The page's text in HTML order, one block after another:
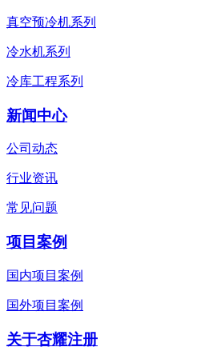
真空预冷机系列
冷水机系列
冷库工程系列
新闻中心
公司动态
行业资讯
常见问题
项目案例
国内项目案例
国外项目案例
关于杏耀注册